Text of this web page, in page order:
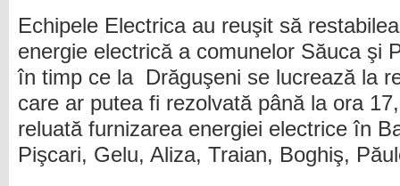
Echipele Electrica au reuşit să
energie electrică a comunelor Săuca şi
în timp ce la Drăguşeni se lucrează la
care ar putea fi rezolvată până la ora
reluată furnizarea energiei electrice în
Pişcari, Gelu, Aliza, Traian, Boghiş,